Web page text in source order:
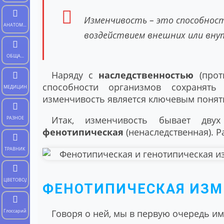
АНАТОМИЯ
ЧЕЛОВЕКА
ОБЩАЯ
БИОЛОГИЯ
МЕДИЦИНА
РАЗНОЕ
ТРАВНИК
ЦВЕТОВОД
Глоссарий
Изменчивость – это
воздействием внешних или
Наряду с наследственностью
способности организмов
изменчивость является ключевым
Итак, изменчивость бывает
фенотипическая (ненаследственная).
ФЕНОТИПИЧЕСКАЯ
Говоря о ней, мы в первую очередь